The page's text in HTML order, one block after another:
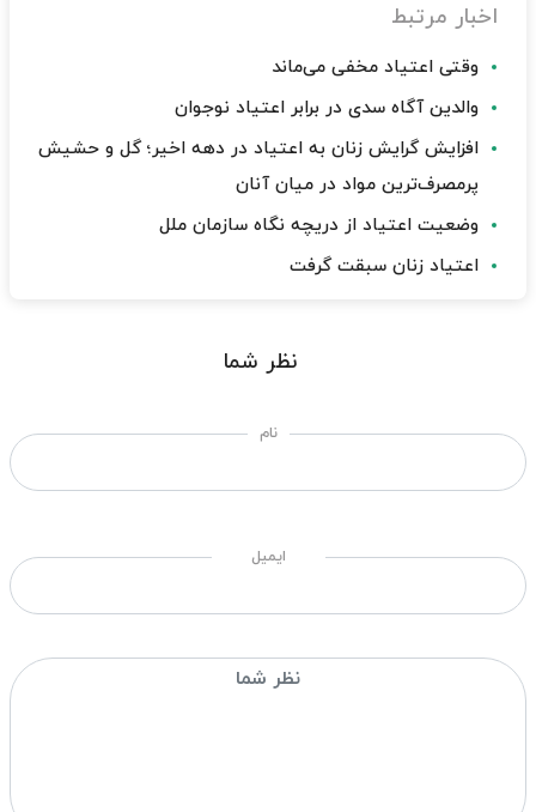
اخبار مرتبط
وقتی اعتیاد مخفی می‌ماند
والدین آگاه سدی در برابر اعتیاد نوجوان
افزایش گرایش زنان به اعتیاد در دهه اخیر؛ گل و حشیش
پرمصرف‌ترین مواد در میان آنان
وضعیت اعتیاد از دریچه نگاه سازمان ملل
اعتیاد زنان سبقت گرفت
نظر شما
نام
ایمیل